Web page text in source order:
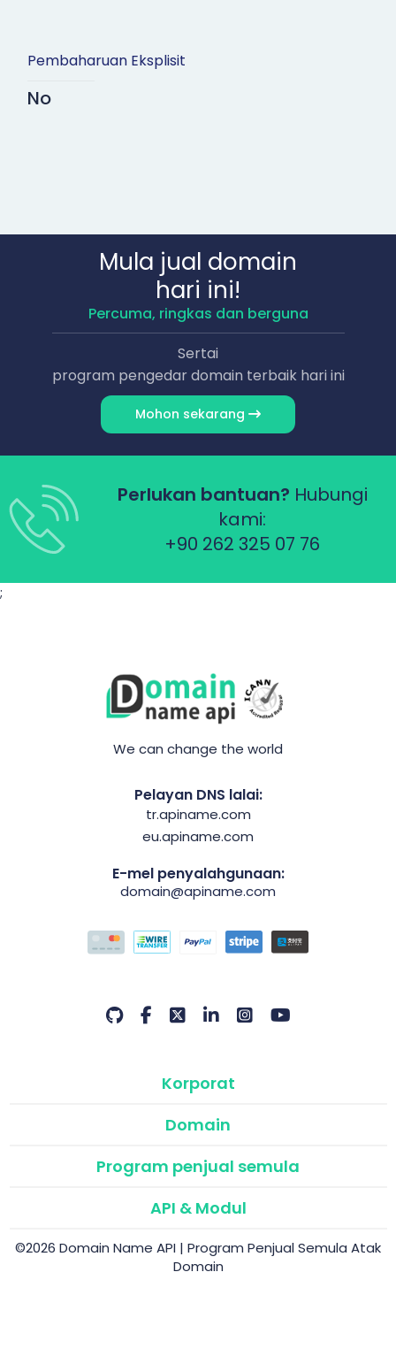
Pembaharuan Eksplisit
No
Mula jual domain
hari ini!
Percuma, ringkas dan berguna
Sertai
program pengedar domain terbaik hari ini
Mohon sekarang
Perlukan bantuan? Hubungi
kami:
+90 262 325 07 76
;
We can change the world
Pelayan DNS lalai:
tr.apiname.com
eu.apiname.com
E-mel penyalahgunaan:
domain@apiname.com
Korporat
Domain
Program penjual semula
API & Modul
©2026 Domain Name API | Program Penjual Semula Atak
Domain